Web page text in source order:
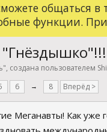
общаться в
функции.
"Гнёздышко"!!!
", создана пользователем
6 → 8 Вперёд >
Меганавты! Как уже